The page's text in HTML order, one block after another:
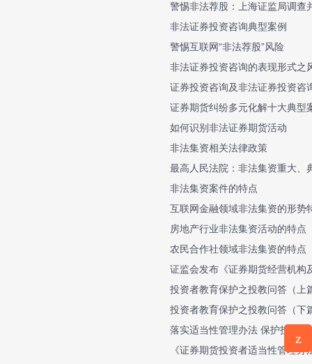
警惕非法荐股：上海证监局调查
非法证券投资咨询典型案例
警惕互联网“非法荐股”风险
非法证券投资咨询的表现形式之
证券投资咨询及非法证券投资咨
证券期货纠纷多元化解十大典型
如何识别非法证券期货活动
非法集资相关法律政策
最高人民法院：非法集资重大、
非法集资案件的特点
互联网金融领域非法集资的形势
房地产行业非法集资活动的特点
农民合作社领域非法集资的特点
证监会发布《证券期货经营机构
投资者教育保护之投教问答（上
投资者教育保护之投教问答（下
落实适当性管理办法 保护投资者
《证券期货投资者适当性管理办
z